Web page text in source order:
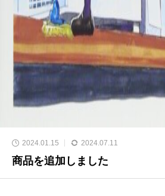
2024.01.15 2024.07.11
商品を追加しました